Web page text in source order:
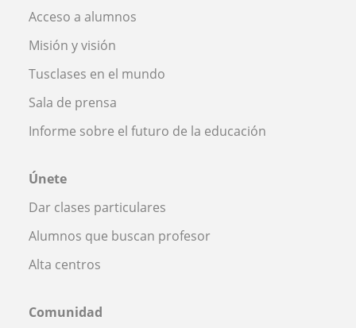
Acceso a alumnos
Misión y visión
Tusclases en el mundo
Sala de prensa
Informe sobre el futuro de la educación
Únete
Dar clases particulares
Alumnos que buscan profesor
Alta centros
Comunidad